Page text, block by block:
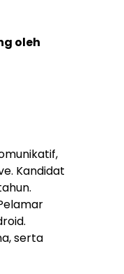
oleh
Kandidat
serta